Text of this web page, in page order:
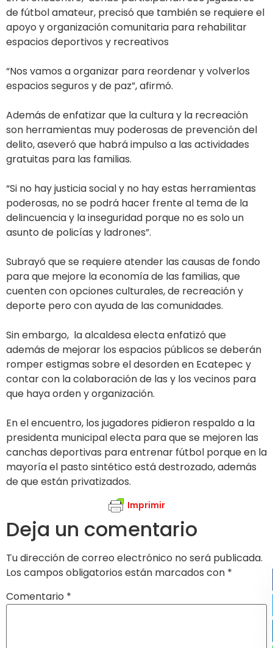
de fútbol amateur, precisó que también se requiere el
apoyo y organización comunitaria para rehabilitar
espacios deportivos y recreativos
“Nos vamos a organizar para reordenar y volverlos
espacios seguros y de paz”, afirmó.
Además de enfatizar que la cultura y la recreación
son herramientas muy poderosas de prevención del
delito, aseveró que habrá impulso a las actividades
gratuitas para las familias.
“Si no hay justicia social y no hay estas herramientas
poderosas, no se podrá hacer frente al tema de la
delincuencia y la inseguridad porque no es solo un
asunto de policías y ladrones”.
Subrayó que se requiere atender las causas de fondo
para que mejore la economía de las familias, que
cuenten con opciones culturales, de recreación y
deporte pero con ayuda de las comunidades.
Sin embargo, la alcaldesa electa enfatizó que
además de mejorar los espacios públicos se deberán
romper estigmas sobre el desorden en Ecatepec y
contar con la colaboración de las y los vecinos para
que haya orden y organización.
En el encuentro, los jugadores pidieron respaldo a la
presidenta municipal electa para que se mejoren las
canchas deportivas para entrenar fútbol porque en la
mayoría el pasto sintético está destrozado, además
de que están privatizados.
Imprimir
Deja un comentario
Tu dirección de correo electrónico no será publicada.
Los campos obligatorios están marcados con *
Comentario *